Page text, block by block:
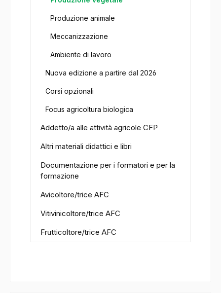
Produzione animale
Meccanizzazione
Ambiente di lavoro
Nuova edizione a partire dal 2026
Corsi opzionali
Focus agricoltura biologica
Addetto/a alle attività agricole CFP
Altri materiali didattici e libri
Documentazione per i formatori e per la
formazione
Avicoltore/trice AFC
Vitivinicoltore/trice AFC
Frutticoltore/trice AFC